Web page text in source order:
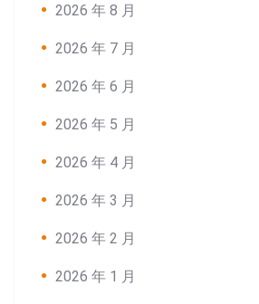
2026 年 8 月
2026 年 7 月
2026 年 6 月
2026 年 5 月
2026 年 4 月
2026 年 3 月
2026 年 2 月
2026 年 1 月